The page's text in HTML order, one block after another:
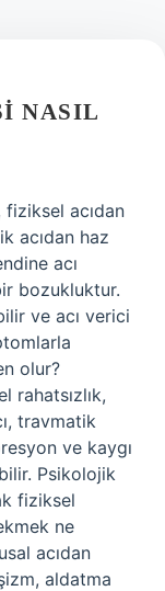
NASIL
fiziksel acıdan
acıdan haz
acı
bozukluktur.
ve acı verici
olur?
rahatsızlık,
travmatik
ve kaygı
Psikolojik
fiziksel
ne
acıdan
aldatma